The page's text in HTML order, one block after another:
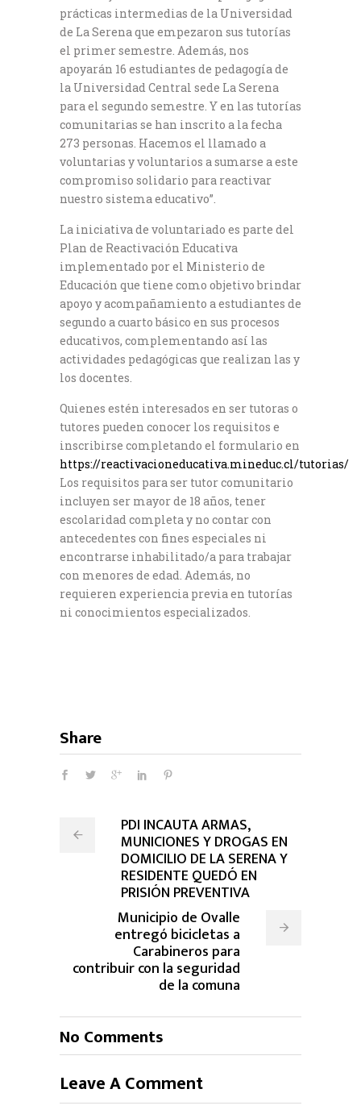
prácticas intermedias de la Universidad
de La Serena que empezaron sus tutorías
el primer semestre. Además, nos
apoyarán 16 estudiantes de pedagogía de
la Universidad Central sede La Serena
para el segundo semestre. Y en las tutorías
comunitarias se han inscrito a la fecha
273 personas. Hacemos el llamado a
voluntarias y voluntarios a sumarse a este
compromiso solidario para reactivar
nuestro sistema educativo”.
La iniciativa de voluntariado es parte del
Plan de Reactivación Educativa
implementado por el Ministerio de
Educación que tiene como objetivo brindar
apoyo y acompañamiento a estudiantes de
segundo a cuarto básico en sus procesos
educativos, complementando así las
actividades pedagógicas que realizan las y
los docentes.
Quienes estén interesados en ser tutoras o
tutores pueden conocer los requisitos e
inscribirse completando el formulario en
https://reactivacioneducativa.mineduc.cl/tutorias/
Los requisitos para ser tutor comunitario
incluyen ser mayor de 18 años, tener
escolaridad completa y no contar con
antecedentes con fines especiales ni
encontrarse inhabilitado/a para trabajar
con menores de edad. Además, no
requieren experiencia previa en tutorías
ni conocimientos especializados.
Share
PDI INCAUTA ARMAS,
MUNICIONES Y DROGAS EN
DOMICILIO DE LA SERENA Y
RESIDENTE QUEDÓ EN
PRISIÓN PREVENTIVA
Municipio de Ovalle
entregó bicicletas a
Carabineros para
contribuir con la seguridad
de la comuna
No Comments
Leave A Comment